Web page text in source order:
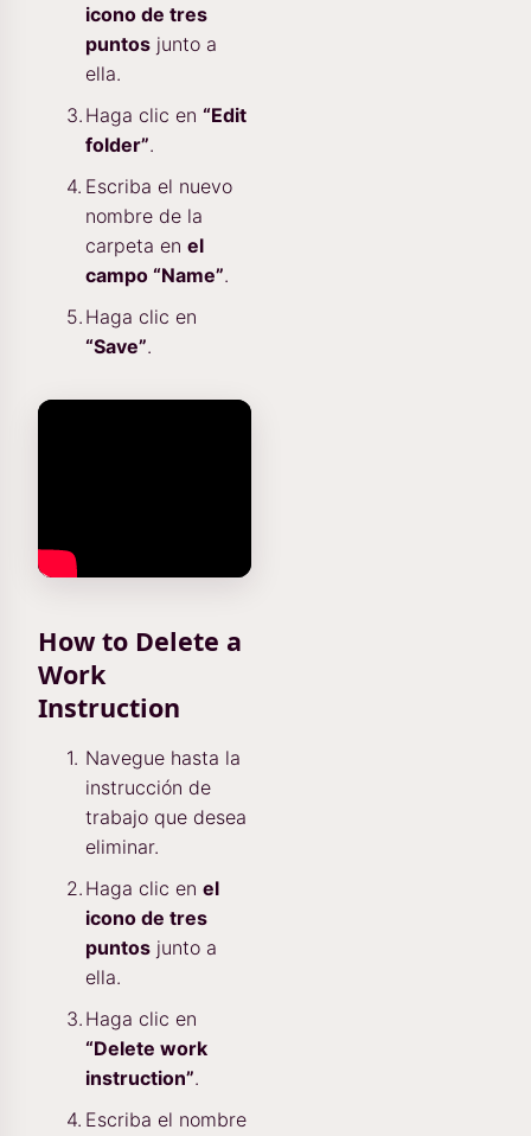
icono de tres
puntos junto a
ella.
Haga clic en “Edit
folder”.
Escriba el nuevo
nombre de la
carpeta en el
campo “Name”.
Haga clic en
“Save”.
How to Delete a
Work
Instruction
Navegue hasta la
instrucción de
trabajo que desea
eliminar.
Haga clic en el
icono de tres
puntos junto a
ella.
Haga clic en
“Delete work
instruction”.
Escriba el nombre